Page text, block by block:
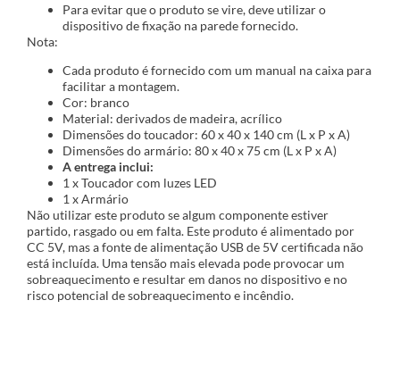
Para evitar que o produto se vire, deve utilizar o
dispositivo de fixação na parede fornecido.
Nota:
Cada produto é fornecido com um manual na caixa para
facilitar a montagem.
Cor: branco
Material: derivados de madeira, acrílico
Dimensões do toucador: 60 x 40 x 140 cm (L x P x A)
Dimensões do armário: 80 x 40 x 75 cm (L x P x A)
A entrega inclui:
1 x Toucador com luzes LED
1 x Armário
Não utilizar este produto se algum componente estiver
partido, rasgado ou em falta. Este produto é alimentado por
CC 5V, mas a fonte de alimentação USB de 5V certificada não
está incluída. Uma tensão mais elevada pode provocar um
sobreaquecimento e resultar em danos no dispositivo e no
risco potencial de sobreaquecimento e incêndio.